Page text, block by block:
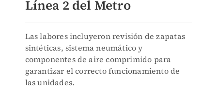
Línea 2 del Metro
Las labores incluyeron revisión de zapatas
sintéticas, sistema neumático y
componentes de aire comprimido para
garantizar el correcto funcionamiento de
las unidades.